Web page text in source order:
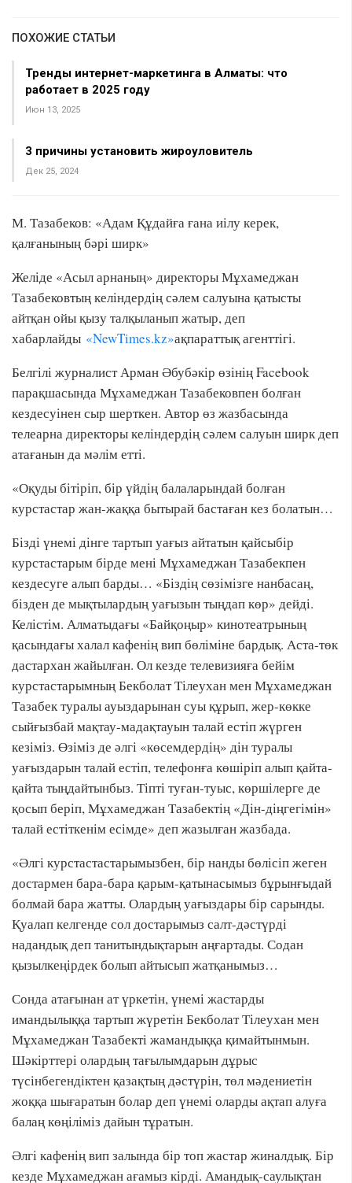
ПОХОЖИЕ СТАТЬИ
Тренды интернет-маркетинга в Алматы: что
работает в 2025 году
Июн 13, 2025
3 причины установить жироуловитель
Дек 25, 2024
М. Тазабеков: «Адам Құдайға ғана иілу керек,
қалғанының бәрі ширк»
Желіде «Асыл арнаның» директоры Мұхамеджан
Тазабековтың келіндердің сәлем салуына қатысты
айтқан ойы қызу талқыланып жатыр, деп
хабарлайды «NewTimes.kz»ақпараттық агенттігі.
Белгілі журналист Арман Әбубәкір өзінің Facebook
парақшасында Мұхамеджан Тазабековпен болған
кездесуінен сыр шерткен. Автор өз жазбасында
телеарна директоры келіндердің сәлем салуын ширк деп
атағанын да мәлім етті.
«Оқуды бітіріп, бір үйдің балаларындай болған
курстастар жан-жаққа бытырай бастаған кез болатын…
Бізді үнемі дінге тартып уағыз айтатын қайсыбір
курстастарым бірде мені Мұхамеджан Тазабекпен
кездесуге алып барды… «Біздің сөзімізге нанбасаң,
бізден де мықтылардың уағызын тыңдап көр» дейді.
Келістім. Алматыдағы «Байқоңыр» кинотеатрының
қасындағы халал кафенің вип бөліміне бардық. Аста-төк
дастархан жайылған. Ол кезде телевизияға бейім
курстастарымның Бекболат Тілеухан мен Мұхамеджан
Тазабек туралы ауыздарынан суы құрып, жер-көкке
сыйғызбай мақтау-мадақтауын талай естіп жүрген
кезіміз. Өзіміз де әлгі «көсемдердің» дін туралы
уағыздарын талай естіп, телефонға көшіріп алып қайта-
қайта тыңдайтынбыз. Тіпті туған-туыс, көршілерге де
қосып беріп, Мұхамеджан Тазабектің «Дін-діңгегімін»
талай естіткенім есімде» деп жазылған жазбада.
«Әлгі курстастастарымызбен, бір нанды бөлісіп жеген
достармен бара-бара қарым-қатынасымыз бұрынғыдай
болмай бара жатты. Олардың уағыздары бір сарынды.
Қуалап келгенде сол достарымыз салт-дәстүрді
надандық деп танитындықтарын аңғартады. Содан
қызылкеңірдек болып айтысып жатқанымыз…
Сонда атағынан ат үркетін, үнемі жастарды
имандылыққа тартып жүретін Бекболат Тілеухан мен
Мұхамеджан Тазабекті жамандыққа қимайтынмын.
Шәкірттері олардың тағылымдарын дұрыс
түсінбегендіктен қазақтың дәстүрін, төл мәдениетін
жоққа шығаратын болар деп үнемі оларды ақтап алуға
балаң көңіліміз дайын тұратын.
Әлгі кафенің вип залында бір топ жастар жиналдық. Бір
кезде Мұхамеджан ағамыз кірді. Амандық-саулықтан